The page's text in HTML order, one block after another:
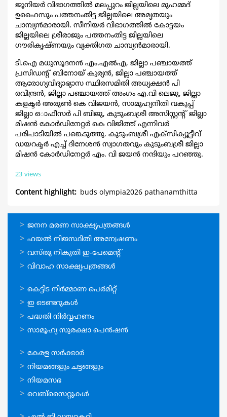
ജൂനിയർ വിഭാഗത്തിൽ മലപ്പുറം ജില്ലയിലെ മുഹമ്മദ്
ഉഫൈസും പത്തനംതിട്ട ജില്ലയിലെ അമൃതയും
ചാമ്പ്യൻമാരായി. സീനിയർ വിഭാഗത്തിൽ കോട്ടയം
ജില്ലയിലെ ശ്രീരാജും പത്തനംതിട്ട ജില്ലയിലെ
ഗൗരികൃഷ്ണയും വ്യക്തിഗത ചാമ്പ്യൻമാരായി.
ടി.ഐ മധുസൂദനൻ എം.എൽഎ, ജില്ലാ പഞ്ചായത്ത്
പ്രസിഡന്റ് ബിനോയ് കുര്യൻ, ജില്ലാ പഞ്ചായത്ത്
ആരോഗ്യവിദ്യാഭ്യാസ സ്ഥിരസമിതി അധ്യക്ഷൻ പി
രവീന്ദ്രൻ, ജില്ലാ പഞ്ചായത്ത് അംഗം എ.വി ലെജു, ജില്ലാ
കളക്ടർ അരുൺ കെ വിജയൻ, സാമൂഹ്യനീതി വകുപ്പ്
ജില്ലാ ഒാഫീസർ പി ബിജു, കുടുംബശ്രീ അസിസ്റ്റന്റ് ജില്ലാ
മിഷൻ കോർഡിനേറ്റർ കെ വിജിത്ത് എന്നിവർ
പരിപാടിയിൽ പങ്കെടുത്തു. കുടുംബശ്രീ എക്സിക്യൂട്ടീവ്
ഡയറക്ടർ എച്ച് ദിനേശൻ സ്വാഗതവും കുടുംബശ്രീ ജില്ലാ
മിഷൻ കോർഡിനേറ്റർ എം. വി ജയൻ നന്ദിയും പറഞ്ഞു.
23 views
Content highlight buds olympia2026 pathanamthitta
ഓണ്‍ലൈന്‍
സേവനങ്ങള്‍
ജനന മരണ സാക്ഷ്യപത്രങ്ങള്‍
ഫയല്‍ നിജസ്ഥിതി അന്വേഷണം
വസ്തു നികുതി ഇ-പേമെന്റ്
വിവാഹ സാക്ഷ്യപത്രങ്ങള്‍
ഓണ്‍ലൈന്‍
സേവനങ്ങള്‍
കെട്ടിട നിര്‍മ്മാണ പെര്‍മിറ്റ്‌
ഇ ടെണ്ടറുകള്‍
പദ്ധതി നിര്‍വ്വഹണം
സാമൂഹ്യ സുരക്ഷാ പെന്‍ഷന്‍
ഉപയോഗപ്രദമായ
കണ്ണികള്‍
കേരള സര്‍ക്കാര്‍
നിയമങ്ങളും ചട്ടങ്ങളും
നിയമസഭ
വെബ്സൈറ്റുകള്‍